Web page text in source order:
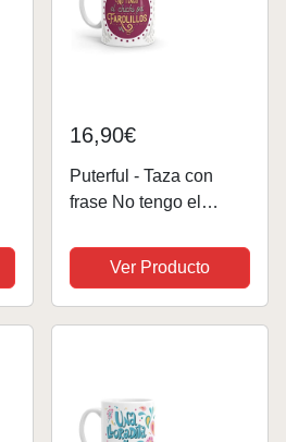
16,90€
Puterful - Taza con
frase No tengo el
Tazas originales para
café - Resistente al
microondas y
Ver Producto